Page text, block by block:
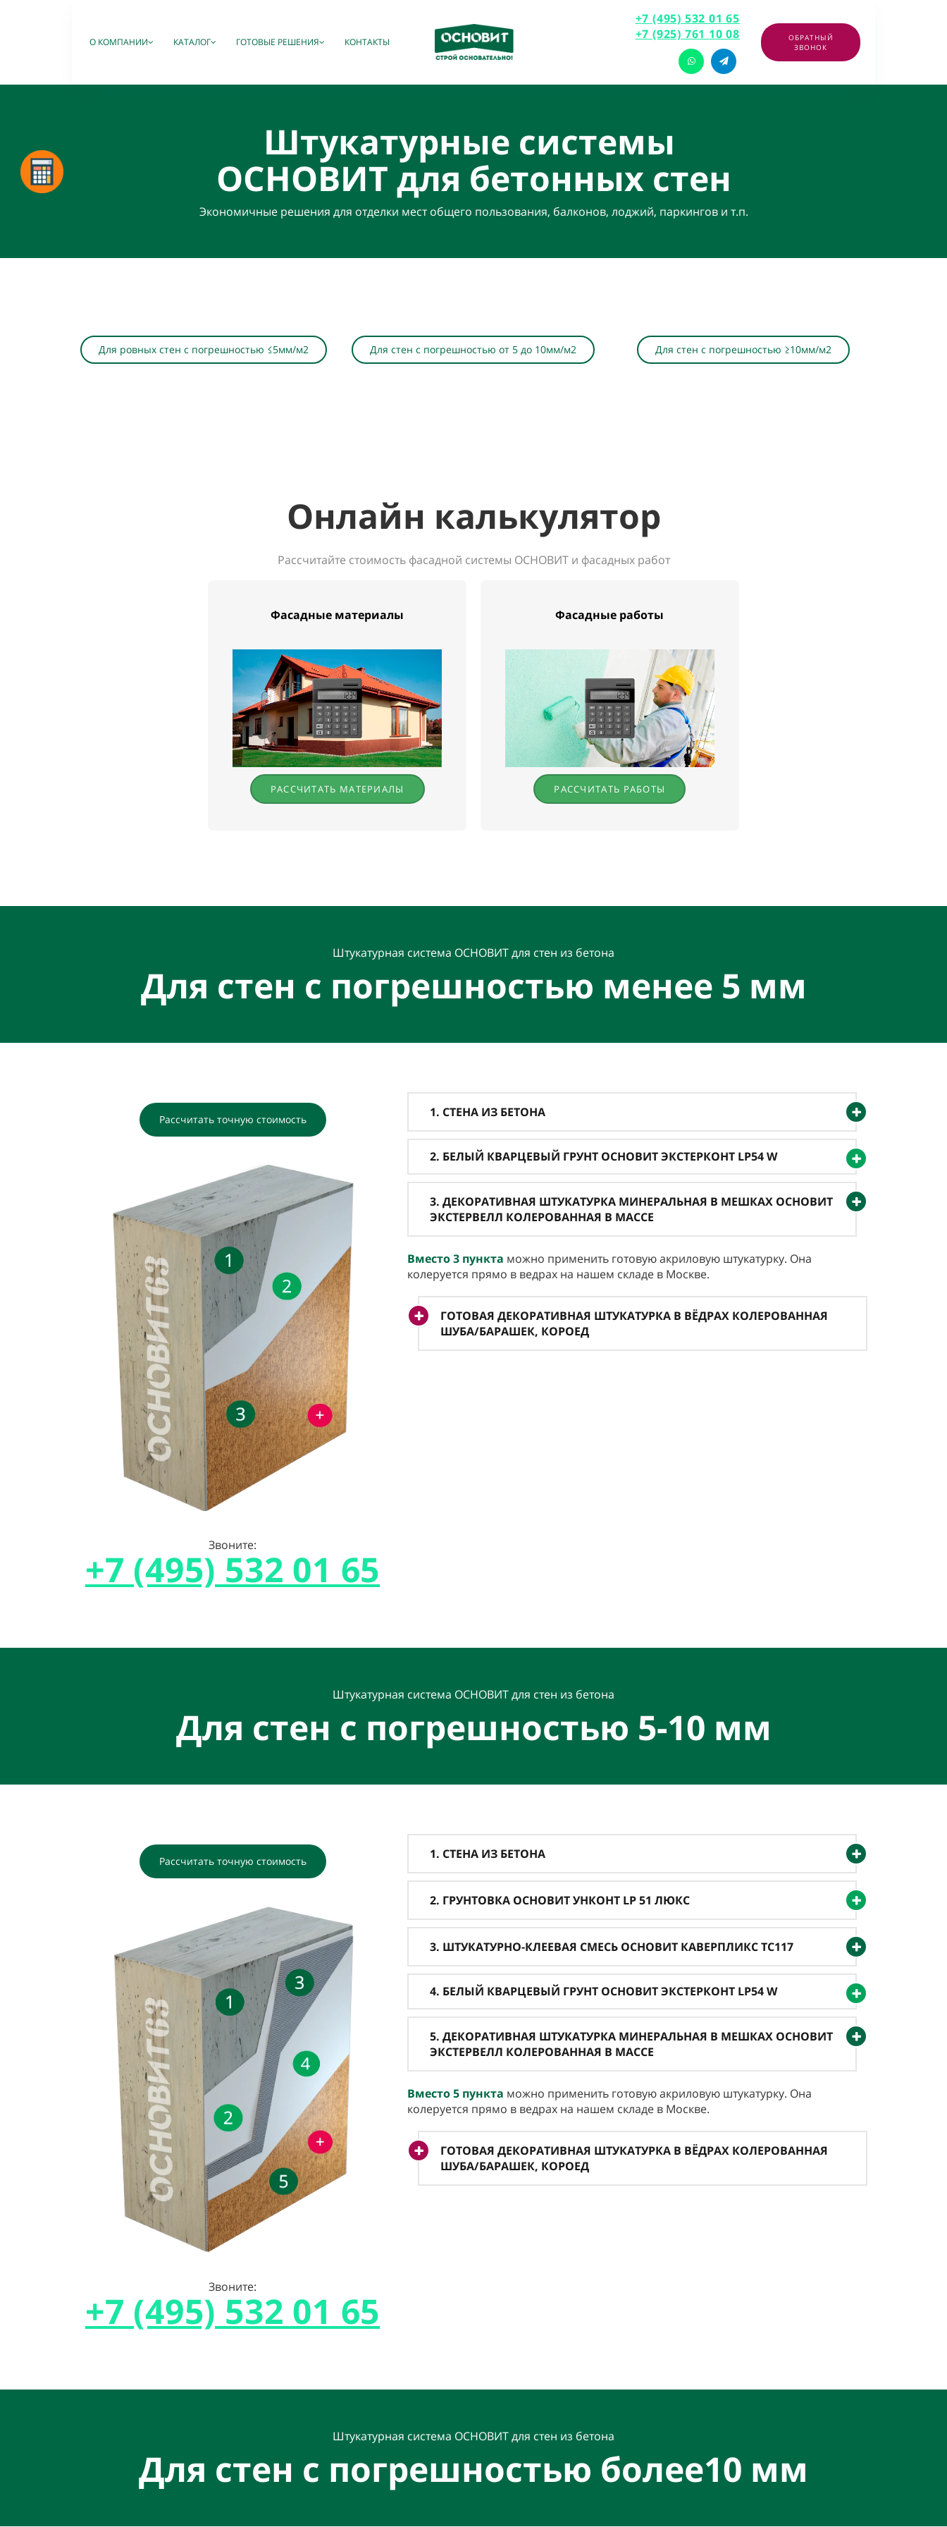
О КОМПАНИИ КАТАЛОГ ГОТОВЫЕ РЕШЕНИЯ КОНТАКТЫ
+7 (495) 532 01 65
+7 (925) 761 10 08
ОБРАТНЫЙ
ЗВОНОК
Штукатурные системы
ОСНОВИТ для бетонных стен
Экономичные решения для отделки мест общего пользования, балконов, лоджий, паркингов и т.п.
Для ровных стен с погрешностью ≤5мм/м2 Для стен с погрешностью от 5 до 10мм/м2 Для стен с погрешностью ≥10мм/м2
Онлайн калькулятор
Рассчитайте стоимость фасадной системы ОСНОВИТ и фасадных работ
Фасадные материалы
РАССЧИТАТЬ МАТЕРИАЛЫ
Фасадные работы
РАССЧИТАТЬ РАБОТЫ
Штукатурная система ОСНОВИТ для стен из бетона
Для стен с погрешностью менее 5 мм
Рассчитать точную стоимость
Звоните:
+7 (495) 532 01 65
1. СТЕНА ИЗ БЕТОНА
2. БЕЛЫЙ КВАРЦЕВЫЙ ГРУНТ ОСНОВИТ ЭКСТЕРКОНТ LP54 W
3. ДЕКОРАТИВНАЯ ШТУКАТУРКА МИНЕРАЛЬНАЯ В МЕШКАХ ОСНОВИТ
ЭКСТЕРВЕЛЛ КОЛЕРОВАННАЯ В МАССЕ
Вместо 3 пункта можно применить готовую акриловую штукатурку. Она
колеруется прямо в ведрах на нашем складе в Москве.
ГОТОВАЯ ДЕКОРАТИВНАЯ ШТУКАТУРКА В ВЁДРАХ КОЛЕРОВАННАЯ
ШУБА/БАРАШЕК, КОРОЕД
Штукатурная система ОСНОВИТ для стен из бетона
Для стен с погрешностью 5-10 мм
Рассчитать точную стоимость
Звоните:
+7 (495) 532 01 65
1. СТЕНА ИЗ БЕТОНА
2. ГРУНТОВКА ОСНОВИТ УНКОНТ LP 51 ЛЮКС
3. ШТУКАТУРНО-КЛЕЕВАЯ СМЕСЬ ОСНОВИТ КАВЕРПЛИКС TC117
4. БЕЛЫЙ КВАРЦЕВЫЙ ГРУНТ ОСНОВИТ ЭКСТЕРКОНТ LP54 W
5. ДЕКОРАТИВНАЯ ШТУКАТУРКА МИНЕРАЛЬНАЯ В МЕШКАХ ОСНОВИТ
ЭКСТЕРВЕЛЛ КОЛЕРОВАННАЯ В МАССЕ
Вместо 5 пункта можно применить готовую акриловую штукатурку. Она
колеруется прямо в ведрах на нашем складе в Москве.
ГОТОВАЯ ДЕКОРАТИВНАЯ ШТУКАТУРКА В ВЁДРАХ КОЛЕРОВАННАЯ
ШУБА/БАРАШЕК, КОРОЕД
Штукатурная система ОСНОВИТ для стен из бетона
Для стен с погрешностью более10 мм